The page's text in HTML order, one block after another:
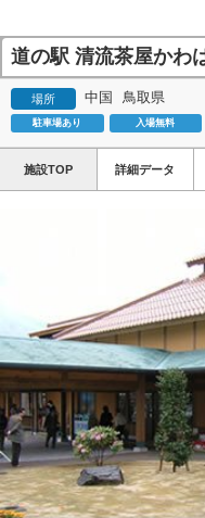
道の駅 清流茶屋かわ
場所 中国 鳥取県
駐車場あり 入場無料
施設TOP 詳細データ